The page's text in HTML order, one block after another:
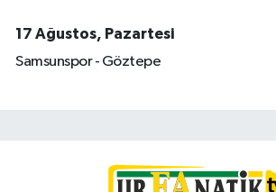
17 Ağustos, Pazartesi
Samsunspor - Göztepe